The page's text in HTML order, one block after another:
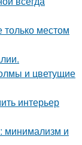
только местом
и цветущие
интерьер
минимализм и